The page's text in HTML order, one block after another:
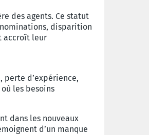
des agents. Ce statut
disparition
accroît leur
perte d’expérience,
les besoins
dans les nouveaux
d’un manque